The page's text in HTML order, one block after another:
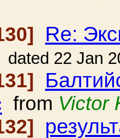
Re:
dated 22 Jan
from Victor